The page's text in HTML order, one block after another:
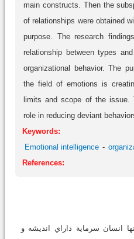
main constructs. Then the
of relationships were obtained
purpose. The research
relationship between types
organizational behavior. The
the field of emotions is
limits and scope of the
role in reducing deviant
Keywords:
Emotional intelligence
References:
انسان سرمایة داراي اندیشه و